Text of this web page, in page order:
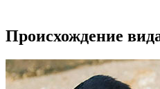
Происхождение